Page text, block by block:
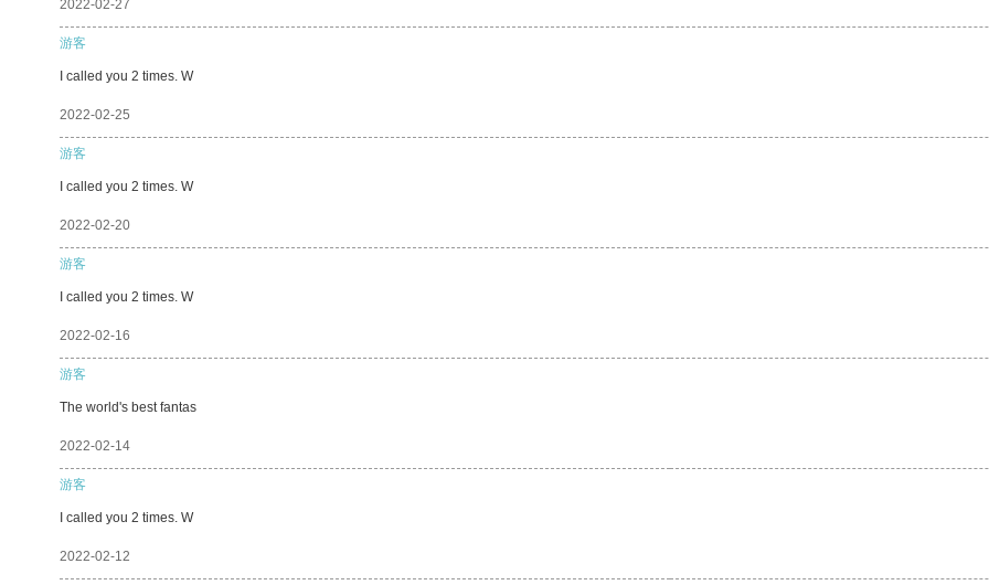
2022-02-27
游客
I called you 2 times. W
2022-02-25
游客
I called you 2 times. W
2022-02-20
游客
I called you 2 times. W
2022-02-16
游客
The world's best fantas
2022-02-14
游客
I called you 2 times. W
2022-02-12